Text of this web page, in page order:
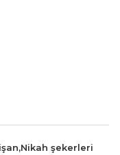
şekerleri